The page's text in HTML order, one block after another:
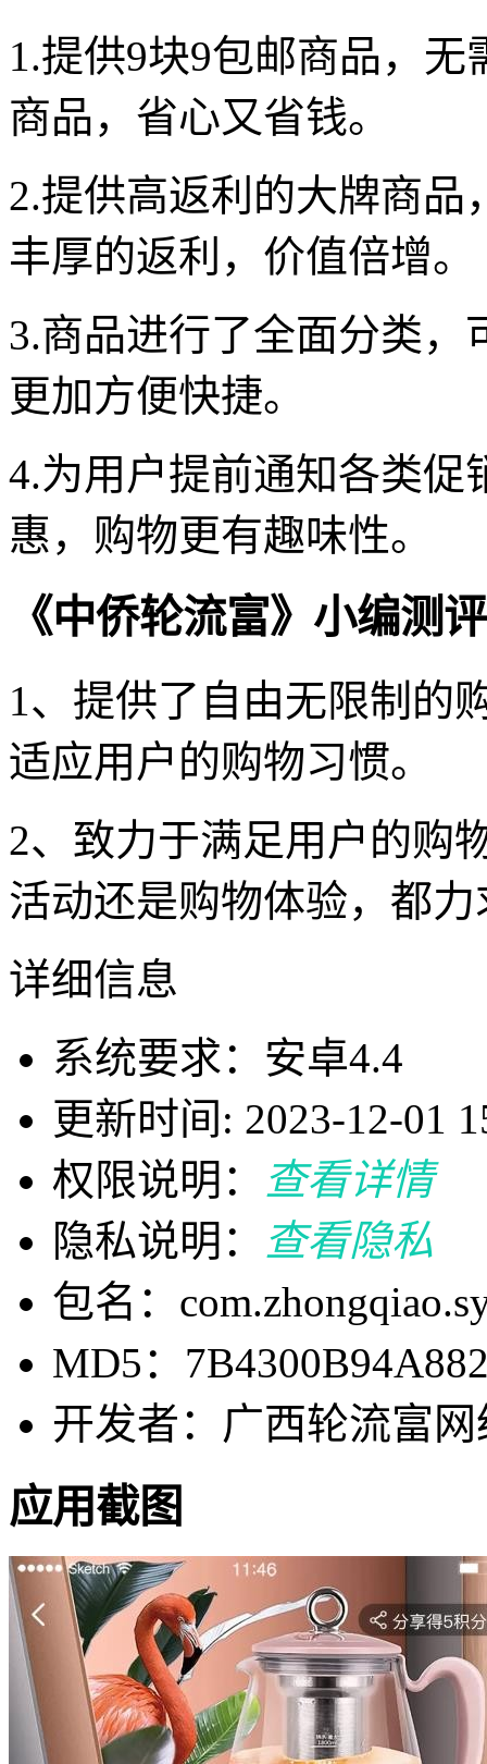
1.提供9块9包邮商品，
商品，省心又省钱。
2.提供高返利的大牌商
丰厚的返利，价值倍增。
3.商品进行了全面分类
更加方便快捷。
4.为用户提前通知各类促
惠，购物更有趣味性。
《中侨轮流富》小编测
1、提供了自由无限制的
适应用户的购物习惯。
2、致力于满足用户的购
活动还是购物体验，都
详细信息
系统要求：安卓4.4
更新时间: 2023-12-01
权限说明：
查看详情
隐私说明：
查看隐私
包名：
MD5：
开发者：广西轮流富
应用截图